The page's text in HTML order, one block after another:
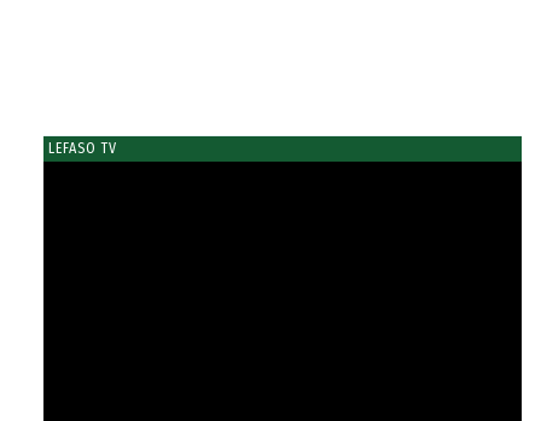
LEFASO TV